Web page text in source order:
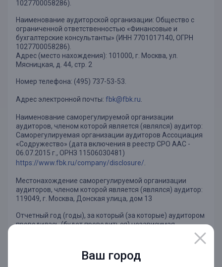
Ваш город
1027700058286).
Наименование аудиторской организации: Общество с
ограниченной ответственностью «Финансовые и
бухгалтерские консультанты» (ИНН 7701017140, ОГРН
1027700058286).
Адрес (место нахождения): 101000, г. Москва, ул.
Мясницкая, д. 44, стр. 2
Номер телефона: (495) 737-53-53.
Адрес электронной почты: fbk@fbk.ru
Наименование саморегулируемой организации
аудиторов, членом которой является (являлся) аудитор:
Саморегулируемая организации аудиторов Ассоциация
«Содружество» (дата включения в реестр СРО ААС -
06.07.2015 г., ОРНЗ 11506030481)
https://www.fbk.ru/company/disclosure/
Местонахождение саморегулируемой организации
аудиторов, членом которой является (являлся) аудитор:
119049, г. Москва, Донская улица, дом 13
Отчетный год (годы), за который (за которые) аудитором
проводилась (будет проводиться) независимая
Вид бухгалтерской (финансовой) отчетности Банка, в
отношении которой аудитором проводилась (будет